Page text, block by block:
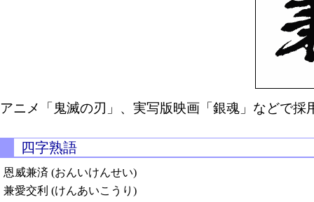
アニメ「鬼滅の刃」、実写版映画「銀魂」などで
四字熟語
恩威兼済 (おんいけんせい)
兼愛交利 (けんあいこうり)